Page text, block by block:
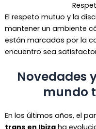
El respeto mutuo y la
mantener un ambiente
están marcadas por la
encuentro sea
Novedades
mundo
En los últimos años, el
trans en Ibiza ha